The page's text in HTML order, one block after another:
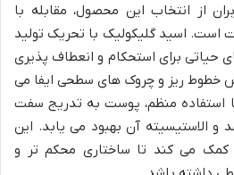
از انتخاب این محصول، مقابله با
است. اسید گلیکولیک با تحریک تولید
حیاتی برای استحکام و انعطاف پذیری
ریز و چروک های سطحی ایفا می
استفاده منظم، پوست به تدریج سفت
و الاستیسیته آن بهبود می یابد. این
کمک می کند تا ساختاری محکم تر و